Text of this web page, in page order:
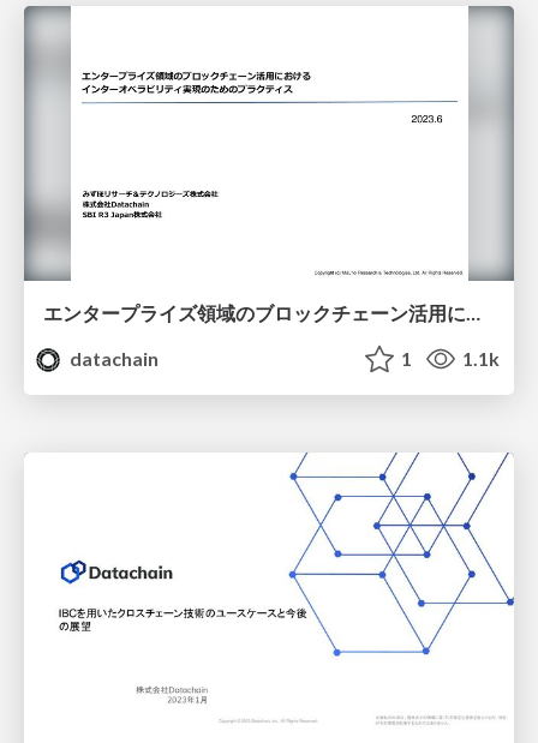
エンタープライズ領域のブロックチェーン活用におけるインターオペラビリティ実現のためのプラクティス
datachain
1 1.1k